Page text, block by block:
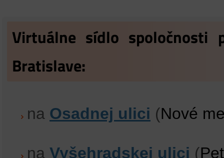
Virtuálne sídlo spoločnosti
Bratislave:
na Osadnej ulici (Nové
na Vyšehradskej ulici (